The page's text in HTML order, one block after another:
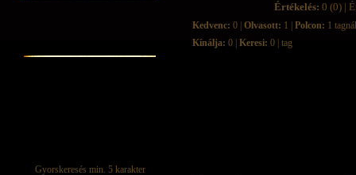
Értékelés: 0 (0) |
Kedvenc: 0 | Olvasott: 1 | Polcon: 1 tagnál
Kínálja: 0 | Keresi: 0 | tag